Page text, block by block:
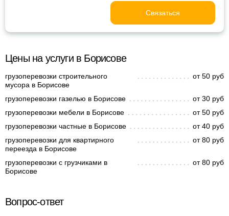
Связаться
Цены на услуги в Борисове
грузоперевозки строительного
мусора в Борисове
от 50 руб
грузоперевозки газелью в Борисове
от 30 руб
грузоперевозки мебели в Борисове
от 50 руб
грузоперевозки частные в Борисове
от 40 руб
грузоперевозки для квартирного
переезда в Борисове
от 80 руб
грузоперевозки с грузчиками в
Борисове
от 80 руб
Вопрос-ответ